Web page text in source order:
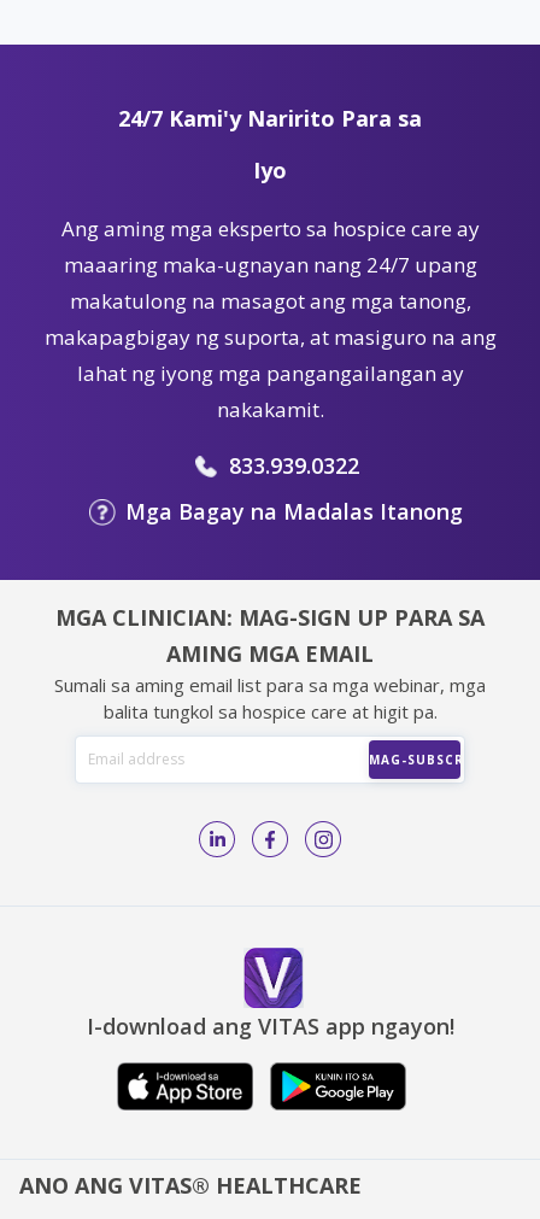
24/7 Kami'y Naririto Para sa
Iyo
Ang aming mga eksperto sa hospice care ay
maaaring maka-ugnayan nang 24/7 upang
makatulong na masagot ang mga tanong,
makapagbigay ng suporta, at masiguro na ang
lahat ng iyong mga pangangailangan ay
nakakamit.
833.939.0322
Mga Bagay na Madalas Itanong
MGA CLINICIAN: MAG-SIGN UP PARA SA
AMING MGA EMAIL
Sumali sa aming email list para sa mga webinar, mga
balita tungkol sa hospice care at higit pa.
I-download ang VITAS app ngayon!
ANO ANG VITAS® HEALTHCARE